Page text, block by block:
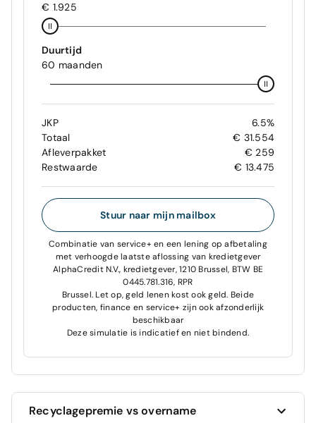
€ 1.925
Duurtijd
60 maanden
JKP
6.5%
Totaal
€ 31.554
Afleverpakket
€ 259
Restwaarde
€ 13.475
Stuur naar mijn mailbox
Combinatie van service+ en een lening op afbetaling
met verhoogde laatste aflossing van kredietgever
AlphaCredit N.V., kredietgever, 1210 Brussel, BTW BE
0445.781.316, RPR
Brussel. Let op, geld lenen kost ook geld. Beide
producten, finance en service+ zijn ook afzonderlijk
beschikbaar
Deze simulatie is indicatief en niet bindend.
Recyclagepremie vs overname